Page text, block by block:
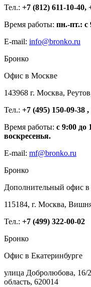
Тел.: +7 (812) 611-10-40,
Время работы: пн.-пт.: с
E-mail: info@bronko.ru
Бронко
Офис в Москве
143968 г. Москва,
Тел.: +7 (495) 150-09-38
Время работы: с 9:00 до
воскресенья.
E-mail: mf@bronko.ru
Бронко
Дополнительный офис
115184, г. Москва,
Тел.: +7 (499) 322-00-02
Бронко
Офис в Екатеринбурге
улица Добролюбова, 16/
область, 620014